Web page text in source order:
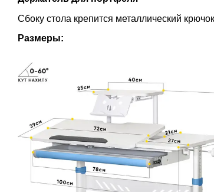
Сбоку стола крепится металлический
Размеры: